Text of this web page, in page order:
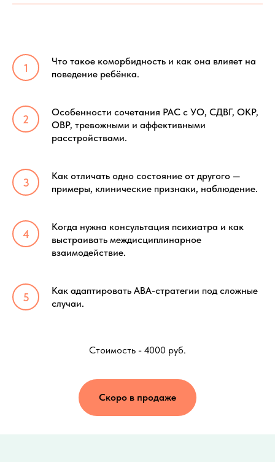
Что такое коморбидность и как она влияет на
поведение ребёнка.
Особенности сочетания РАС с УО, СДВГ, ОКР,
ОВР, тревожными и аффективными
расстройствами.
Как отличать одно состояние от другого —
примеры, клинические признаки, наблюдение.
Когда нужна консультация психиатра и как
выстраивать междисциплинарное
взаимодействие.
Как адаптировать АВА-стратегии под сложные
случаи.
Стоимость - 4000 руб.
Скоро в продаже